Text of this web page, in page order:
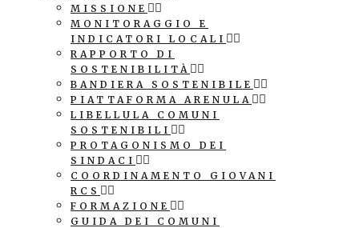
MISSIONE
MONITORAGGIO E
INDICATORI LOCALI
RAPPORTO DI
SOSTENIBILITÀ
BANDIERA SOSTENIBILE
PIATTAFORMA ARENULA
LIBELLULA COMUNI
SOSTENIBILI
PROTAGONISMO DEI
SINDACI
COORDINAMENTO GIOVANI
RCS
FORMAZIONE
GUIDA DEI COMUNI